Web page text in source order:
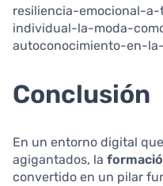
resiliencia-emocional-
individual-la-moda-
autoconocimiento-en-
Conclusión
En un entorno digital
agigantados, la
convertido en un pilar